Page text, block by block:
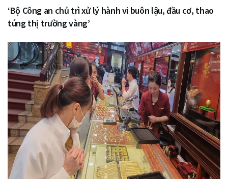
‘Bộ Công an chủ trì xử lý hành vi buôn lậu, đầu cơ, thao
túng thị trường vàng’